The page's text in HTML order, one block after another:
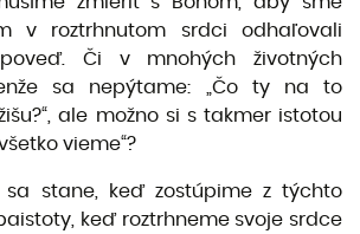
v roztrhnutom srdci odhaľovali
Či v mnohých životných
sa nepýtame: „Čo ty na to
ale možno si s takmer istotou
vieme“?
sa stane, keď zostúpime z týchto
keď roztrhneme svoje srdce